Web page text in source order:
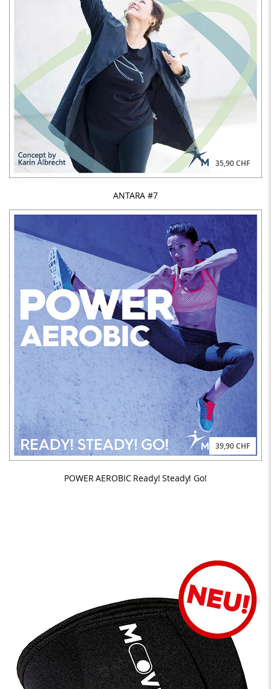
35,90 CHF
ANTARA #7
39,90 CHF
POWER AEROBIC Ready! Steady! Go!